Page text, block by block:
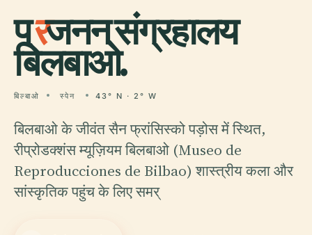
प्रजनन संग्रहालय
बिलबाओ.
बिल्बाओ स्पेन 43° N · 2° W
बिलबाओ के जीवंत सैन फ्रांसिस्को पड़ोस में स्थित,
रीप्रोडक्शंस म्यूज़ियम बिलबाओ (Museo de
Reproducciones de Bilbao) शास्त्रीय कला और
सांस्कृतिक पहुंच के लिए समर्